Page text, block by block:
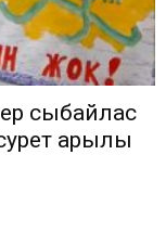
сыбайлас
арқылы